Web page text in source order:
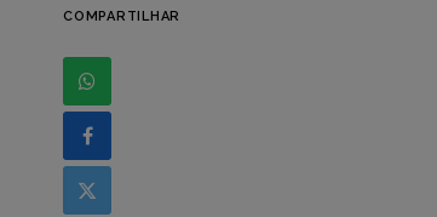
COMPARTILHAR